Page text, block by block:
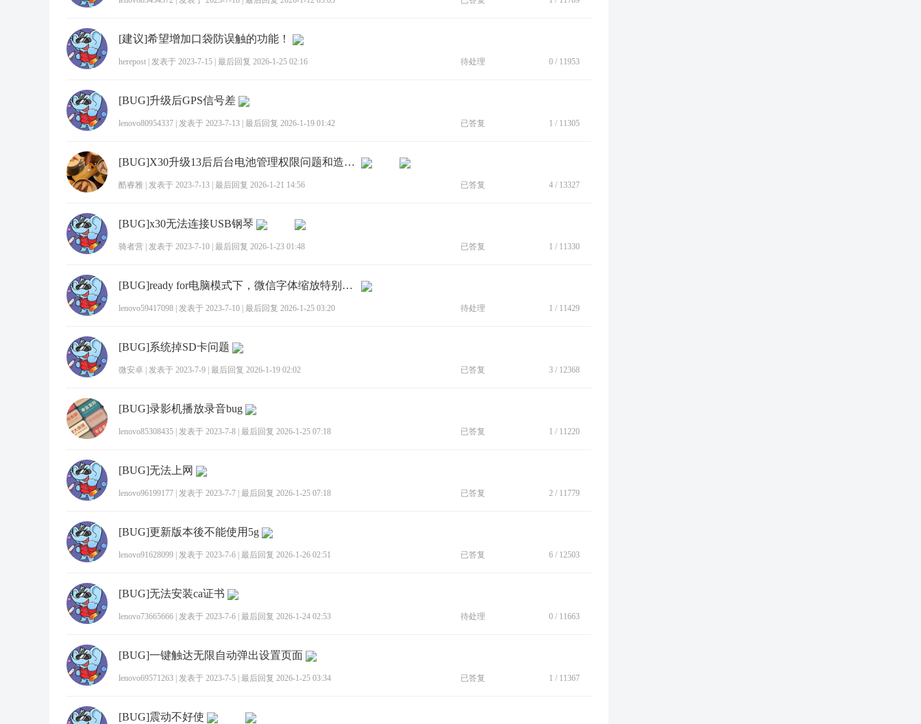
[建议]希望增加口袋防误触的功能！
herepost 发表于 2023-7-15 最后回复 2026-1-25 02:16 待处理 0 / 11953
[BUG]升级后GPS信号差
lenovo80954337 发表于 2023-7-13 最后回复 2026-1-19 01:42 已答复 1 / 11305
[BUG]X30升级13后后台电池管理权限问题和造成其它软件闪退
酷睿雅 发表于 2023-7-13 最后回复 2026-1-21 14:56 已答复 4 / 13327
[BUG]x30无法连接USB钢琴
骑者营 发表于 2023-7-10 最后回复 2026-1-23 01:48 已答复 1 / 11330
[BUG]ready for电脑模式下，微信字体缩放特别特别小
lenovo59417098 发表于 2023-7-10 最后回复 2026-1-25 03:20 待处理 1 / 11429
[BUG]系统掉SD卡问题
微安卓 发表于 2023-7-9 最后回复 2026-1-19 02:02 已答复 3 / 12368
[BUG]录影机播放录音bug
lenovo85308435 发表于 2023-7-8 最后回复 2026-1-25 07:18 已答复 1 / 11220
[BUG]无法上网
lenovo96199177 发表于 2023-7-7 最后回复 2026-1-25 07:18 已答复 2 / 11779
[BUG]更新版本後不能使用5g
lenovo91628099 发表于 2023-7-6 最后回复 2026-1-26 02:51 已答复 6 / 12503
[BUG]无法安装ca证书
lenovo73665666 发表于 2023-7-6 最后回复 2026-1-24 02:53 待处理 0 / 11663
[BUG]一键触达无限自动弹出设置页面
lenovo69571263 发表于 2023-7-5 最后回复 2026-1-25 03:34 已答复 1 / 11367
[BUG]震动不好使